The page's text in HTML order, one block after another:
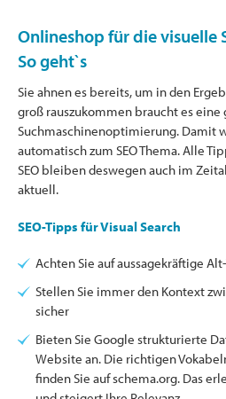
Onlineshop für die visuelle
So geht`s
Sie ahnen es bereits, um in den
groß rauszukommen braucht es eine
Suchmaschinenoptimierung. Damit
automatisch zum SEO Thema. Alle
SEO bleiben deswegen auch im
aktuell.
SEO-Tipps für Visual Search
Achten Sie auf aussagekräftige
Stellen Sie immer den Kontext
sicher
Bieten Sie Google strukturierte
Website an. Die richtigen
finden Sie auf schema.org. Das